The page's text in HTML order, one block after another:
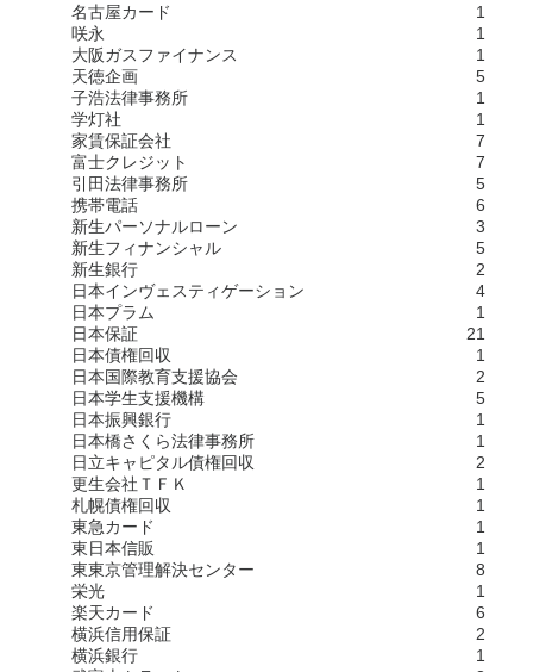
名古屋カード
1
咲永
1
大阪ガスファイナンス
1
天徳企画
5
子浩法律事務所
1
学灯社
1
家賃保証会社
7
富士クレジット
7
引田法律事務所
5
携帯電話
6
新生パーソナルローン
3
新生フィナンシャル
5
新生銀行
2
日本インヴェスティゲーション
4
日本プラム
1
日本保証
21
日本債権回収
1
日本国際教育支援協会
2
日本学生支援機構
5
日本振興銀行
1
日本橋さくら法律事務所
1
日立キャピタル債権回収
2
更生会社ＴＦＫ
1
札幌債権回収
1
東急カード
1
東日本信販
1
東東京管理解決センター
8
栄光
1
楽天カード
6
横浜信用保証
2
横浜銀行
1